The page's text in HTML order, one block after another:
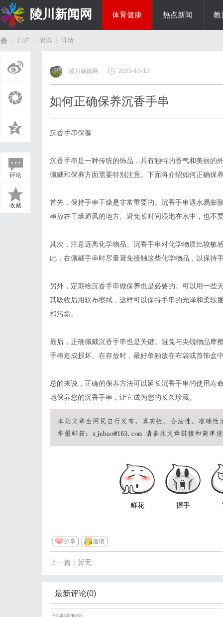
陵川新闻网 体育健康 热点新闻 教
门户 资讯
›
详情
评论
收藏
陵川新闻网 2025-10-13
如何正确保养沉香手串
沉香手串保養
沉香手串是一种传统的饰品，具有独特的香气和美丽的
佩戴和保养方面需要特别注意。下面将介绍如何正确保
首先，保持手串干燥是非常重要的。沉香手串遇水易膨
串放在干燥通风的地方。避免长时间浸泡在水中，也不
其次，注意远离化学物品。沉香手串对化学物质比较敏
此，在佩戴手串时尽量避免接触这些化学物品，以保持
另外，定期给沉香手串做保养也是必要的。可以用一些
其吸收后用软布擦拭，这样可以保持手串的光泽和柔软
和污垢。
最后，正确佩戴沉香手串也是关键。避免与尖锐物品摩
手串造成损坏。在存放时，最好单独放在布袋或首饰盒
总的来说，正确的保养方法可以延长沉香手串的使用寿
地保养您的沉香手串，让它成为您的长久珍藏。
鲜花 握手
分享 邀请
上一篇：暂无
最新评论(0)